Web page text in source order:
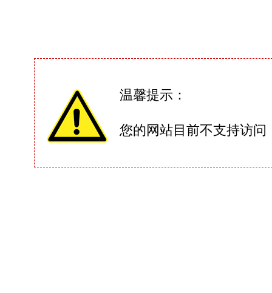
温馨提示：
您的网站目前不支持访